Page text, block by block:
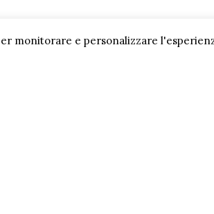
monitorare e personalizzare